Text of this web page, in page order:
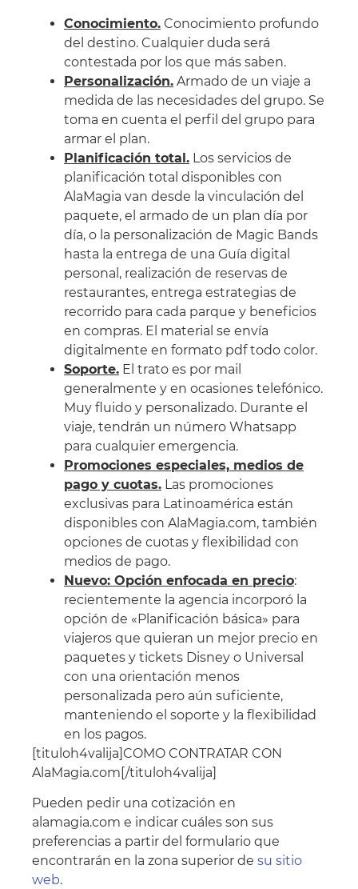
Conocimiento. Conocimiento profundo
del destino. Cualquier duda será
contestada por los que más saben.
Personalización. Armado de un viaje a
medida de las necesidades del grupo. Se
toma en cuenta el perfil del grupo para
armar el plan.
Planificación total. Los servicios de
planificación total disponibles con
AlaMagia van desde la vinculación del
paquete, el armado de un plan día por
día, o la personalización de Magic Bands
hasta la entrega de una Guía digital
personal, realización de reservas de
restaurantes, entrega estrategias de
recorrido para cada parque y beneficios
en compras. El material se envía
digitalmente en formato pdf todo color.
Soporte. El trato es por mail
generalmente y en ocasiones telefónico.
Muy fluido y personalizado. Durante el
viaje, tendrán un número Whatsapp
para cualquier emergencia.
Promociones especiales, medios de
pago y cuotas. Las promociones
exclusivas para Latinoamérica están
disponibles con AlaMagia.com, también
opciones de cuotas y flexibilidad con
medios de pago.
Nuevo: Opción enfocada en precio:
recientemente la agencia incorporó la
opción de «Planificación básica» para
viajeros que quieran un mejor precio en
paquetes y tickets Disney o Universal
con una orientación menos
personalizada pero aún suficiente,
manteniendo el soporte y la flexibilidad
en los pagos.
[tituloh4valija]COMO CONTRATAR CON
AlaMagia.com[/tituloh4valija]
Pueden pedir una cotización en
alamagia.com e indicar cuáles son sus
preferencias a partir del formulario que
encontrarán en la zona superior de su sitio
web.